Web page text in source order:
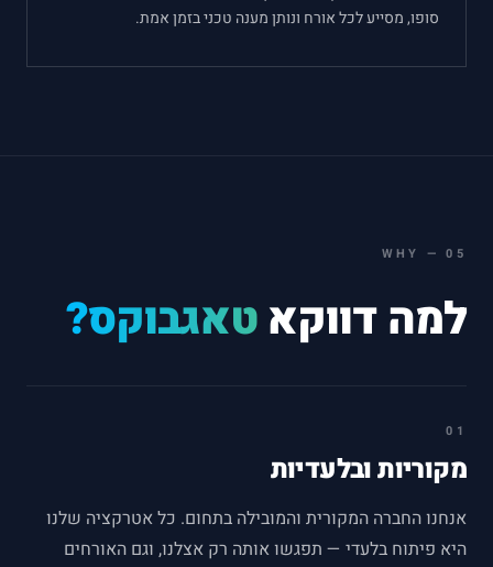
סופו, מסייע לכל אורח ונותן מענה טכני בזמן אמת.
05
—
WHY
למה דווקאטאגבוקס?
01
מקוריות ובלעדיות
אנחנו החברה המקורית והמובילה בתחום. כל אטרקציה שלנו
היא פיתוח בלעדי — תפגשו אותה רק אצלנו, וגם האורחים